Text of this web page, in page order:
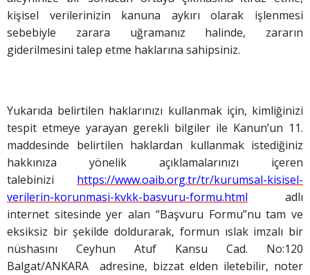
kişisel verilerinizin kanuna aykırı olarak işlenmesi
sebebiyle zarara uğramanız halinde, zararın
giderilmesini talep etme haklarına sahipsiniz.
Yukarıda belirtilen haklarınızı kullanmak için, kimliğinizi
tespit etmeye yarayan gerekli bilgiler ile Kanun’un 11.
maddesinde belirtilen haklardan kullanmak istediğiniz
hakkınıza yönelik açıklamalarınızı içeren
talebinizi https://www.oaib.org.tr/tr/kurumsal-kisisel-
verilerin-korunmasi-kvkk-basvuru-formu.html adlı
internet sitesinde yer alan “Başvuru Formu”nu tam ve
eksiksiz bir şekilde doldurarak, formun ıslak imzalı bir
nüshasını Ceyhun Atuf Kansu Cad. No:120
Balgat/ANKARA adresine, bizzat elden iletebilir, noter